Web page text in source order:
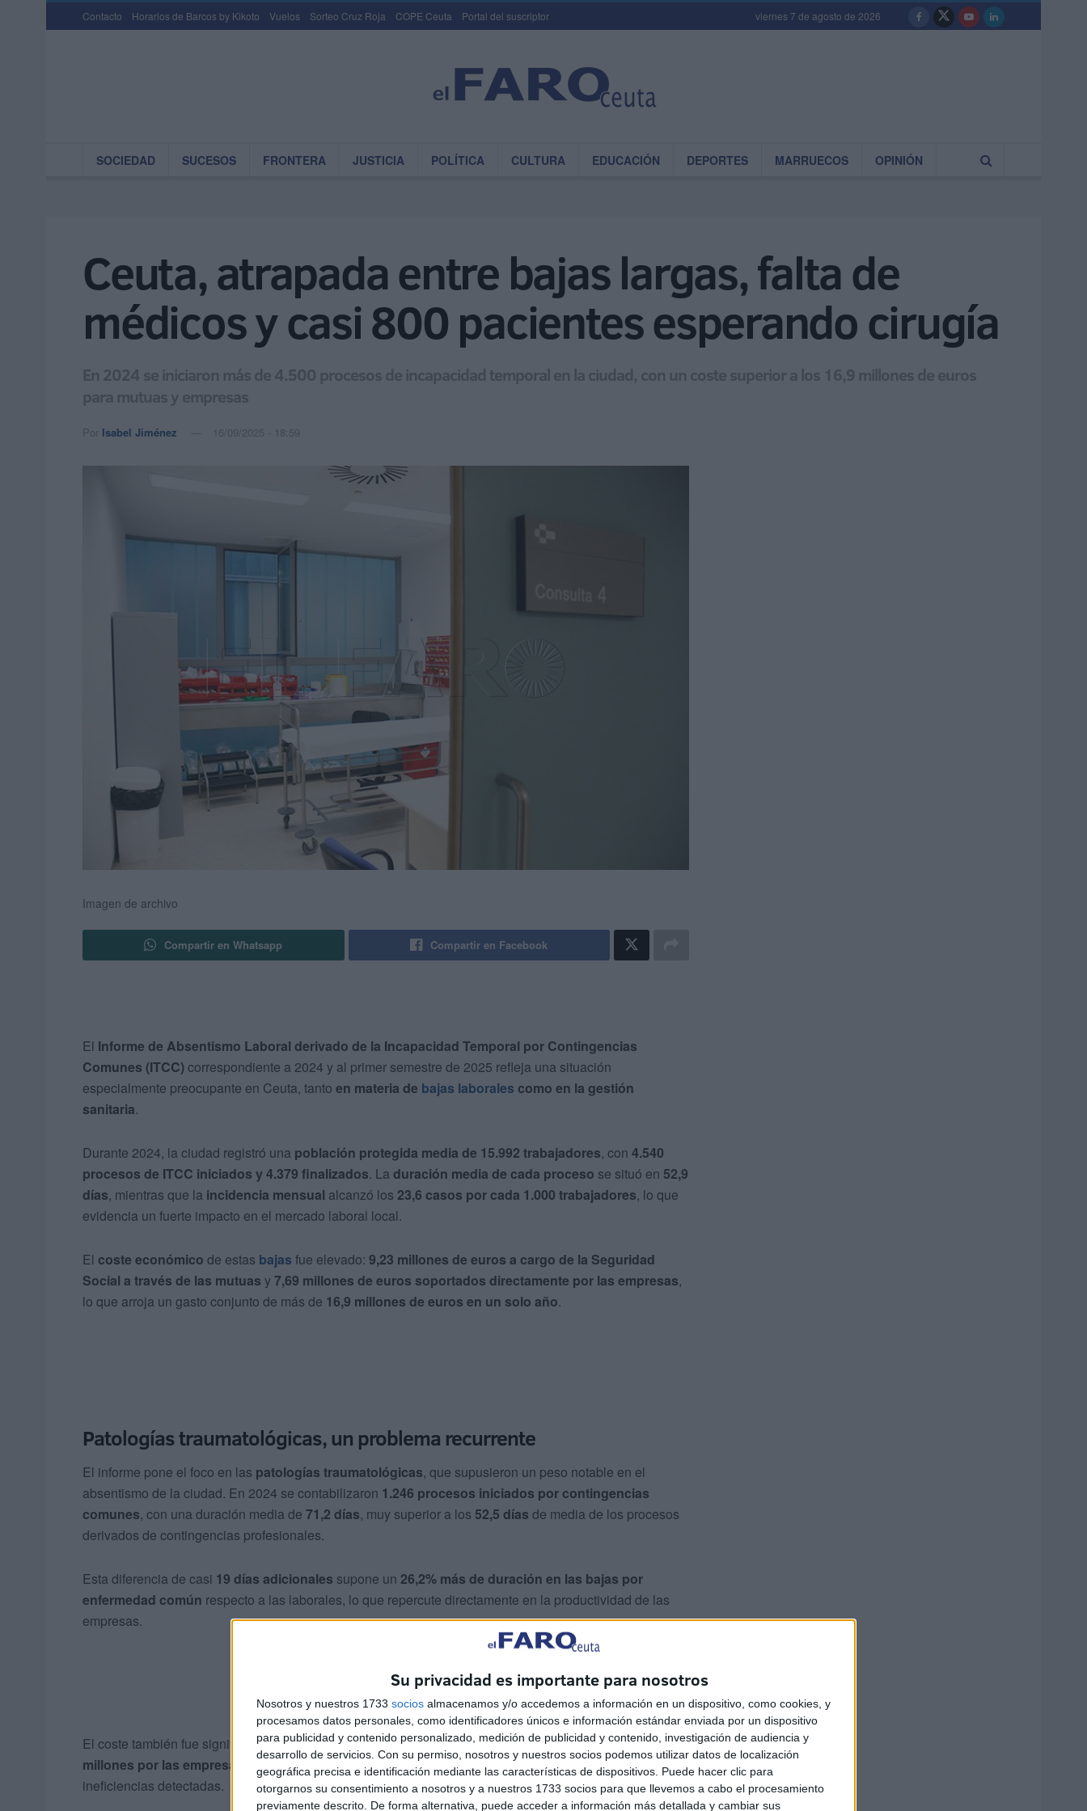
Su privacidad es importante para nosotros
Nosotros y nuestros 1733 socios almacenamos y/o accedemos a información en un dispositivo, como cookies, y
procesamos datos personales, como identificadores únicos e información estándar enviada por un dispositivo
para publicidad y contenido personalizado, medición de publicidad y contenido, investigación de audiencia y
desarrollo de servicios. Con su permiso, nosotros y nuestros socios podemos utilizar datos de localización
geográfica precisa e identificación mediante las características de dispositivos. Puede hacer clic para
otorgarnos su consentimiento a nosotros y a nuestros 1733 socios para que llevemos a cabo el procesamiento
previamente descrito. De forma alternativa, puede acceder a información más detallada y cambiar sus
Contacto Horarios de Barcos by Kikoto Vuelos Sorteo Cruz Roja COPE Ceuta Portal del suscriptor viernes 7 de agosto de 2026
SOCIEDAD SUCESOS FRONTERA JUSTICIA POLÍTICA CULTURA EDUCACIÓN DEPORTES MARRUECOS OPINIÓN
Ceuta, atrapada entre bajas largas, falta de
médicos y casi 800 pacientes esperando cirugía
En 2024 se iniciaron más de 4.500 procesos de incapacidad temporal en la ciudad, con un coste superior a los 16,9 millones de euros
para mutuas y empresas
Por Isabel Jiménez 16/09/2025 - 18:59
Imagen de archivo
Compartir en Whatsapp Compartir en Facebook
El Informe de Absentismo Laboral derivado de la Incapacidad Temporal por Contingencias
Comunes (ITCC)correspondiente a 2024 y al primer semestre de 2025 refleja una situación
especialmente preocupante en Ceuta, tanto en materia de bajas laborales como en la gestión
sanitaria.
Durante 2024, la ciudad registró una población protegida media de 15.992 trabajadores, con 4.540
procesos de ITCC iniciados y 4.379 finalizados. La duración media de cada proceso se situó en 52,9
días, mientras que la incidencia mensual alcanzó los 23,6 casos por cada 1.000 trabajadores, lo que
evidencia un fuerte impacto en el mercado laboral local.
El coste económico de estas bajas fue elevado: 9,23 millones de euros a cargo de la Seguridad
Social a través de las mutuas y7,69 millones de euros soportados directamente por las empresas,
lo que arroja un gasto conjunto de más de 16,9 millones de euros en un solo año.
Patologías traumatológicas, un problema recurrente
El informe pone el foco en las patologías traumatológicas, que supusieron un peso notable en el
absentismo de la ciudad. En 2024 se contabilizaron 1.246 procesos iniciados por contingencias
comunes, con una duración media de 71,2 días, muy superior a los 52,5 días de media de los procesos
derivados de contingencias profesionales.
Esta diferencia de casi 19 días adicionales supone un 26,2% más de duración en las bajas por
enfermedad común respecto a las laborales, lo que repercute directamente en la productividad de las
empresas.
El coste también fue significativo:3,37 millones de euros asumidos por la Seguridad Social y 2,62
millones por las empresas
, con unpotencial ahorro total de 1,8 millones de eurossi se redujeran las
ineficiencias detectadas.